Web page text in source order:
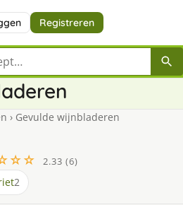
Registreren
› Gevulde wijnbladeren
2.33 (6)
2